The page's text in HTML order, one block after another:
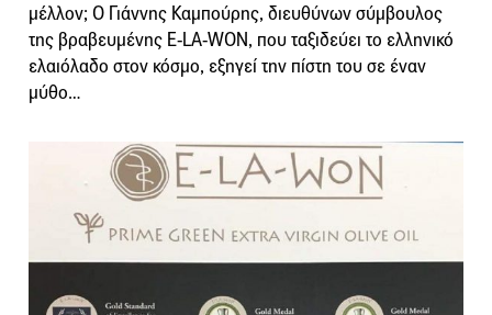
μέλλον; Ο Γιάννης Καμπούρης, διευθύνων σύμβουλος
της βραβευμένης E-LA-WON, που ταξιδεύει το ελληνικό
ελαιόλαδο στον κόσμο, εξηγεί την πίστη του σε έναν
μύθο…